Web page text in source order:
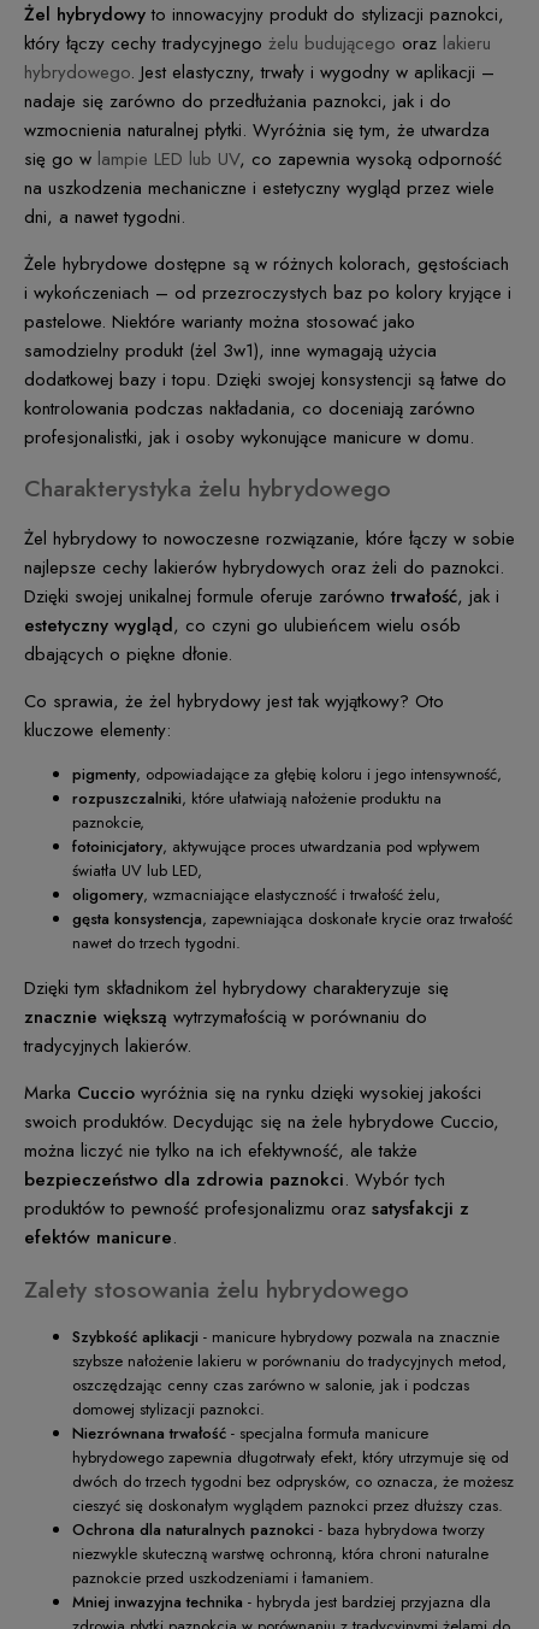
Żel hybrydowyto innowacyjny produkt do stylizacji paznokci,
który łączy cechy tradycyjnego żelu budującego oraz lakieru
hybrydowego. Jest elastyczny, trwały i wygodny w aplikacji –
nadaje się zarówno do przedłużania paznokci, jak i do
wzmocnienia naturalnej płytki. Wyróżnia się tym, że utwardza
się go w lampie LED lub UV, co zapewnia wysoką odporność
na uszkodzenia mechaniczne i estetyczny wygląd przez wiele
dni, a nawet tygodni.
Żele hybrydowe dostępne są w różnych kolorach, gęstościach
i wykończeniach – od przezroczystych baz po kolory kryjące i
pastelowe. Niektóre warianty można stosować jako
samodzielny produkt (żel 3w1), inne wymagają użycia
dodatkowej bazy i topu. Dzięki swojej konsystencji są łatwe do
kontrolowania podczas nakładania, co doceniają zarówno
profesjonalistki, jak i osoby wykonujące manicure w domu.
Charakterystyka żelu hybrydowego
Żel hybrydowy to nowoczesne rozwiązanie, które łączy w sobie
najlepsze cechy lakierów hybrydowych oraz żeli do paznokci.
Dzięki swojej unikalnej formule oferuje zarówno trwałość, jak i
estetyczny wygląd, co czyni go ulubieńcem wielu osób
dbających o piękne dłonie.
Co sprawia, że żel hybrydowy jest tak wyjątkowy? Oto
kluczowe elementy:
pigmenty, odpowiadające za głębię koloru i jego intensywność,
rozpuszczalniki, które ułatwiają nałożenie produktu na
paznokcie,
fotoinicjatory, aktywujące proces utwardzania pod wpływem
światła UV lub LED,
oligomery, wzmacniające elastyczność i trwałość żelu,
gęsta konsystencja, zapewniająca doskonałe krycie oraz trwałość
nawet do trzech tygodni.
Dzięki tym składnikom żel hybrydowy charakteryzuje się
znacznie większą wytrzymałością w porównaniu do
tradycyjnych lakierów.
Marka Cuccio wyróżnia się na rynku dzięki wysokiej jakości
swoich produktów. Decydując się na żele hybrydowe Cuccio,
można liczyć nie tylko na ich efektywność, ale także
bezpieczeństwo dla zdrowia paznokci. Wybór tych
produktów to pewność profesjonalizmu oraz satysfakcji z
efektów manicure.
Zalety stosowania żelu hybrydowego
Szybkość aplikacji - manicure hybrydowy pozwala na znacznie
szybsze nałożenie lakieru w porównaniu do tradycyjnych metod,
oszczędzając cenny czas zarówno w salonie, jak i podczas
domowej stylizacji paznokci.
Niezrównana trwałość - specjalna formuła manicure
hybrydowego zapewnia długotrwały efekt, który utrzymuje się od
dwóch do trzech tygodni bez odprysków, co oznacza, że możesz
cieszyć się doskonałym wyglądem paznokci przez dłuższy czas.
Ochrona dla naturalnych paznokci - baza hybrydowa tworzy
niezwykle skuteczną warstwę ochronną, która chroni naturalne
paznokcie przed uszkodzeniami i łamaniem.
Mniej inwazyjna technika - hybryda jest bardziej przyjazna dla